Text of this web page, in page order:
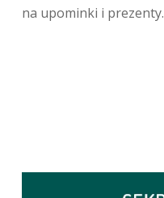
na upominki i prezenty.